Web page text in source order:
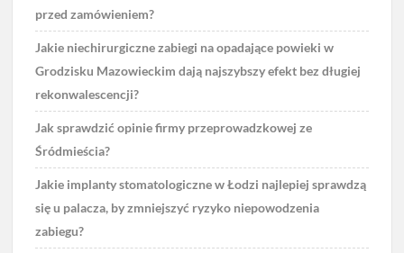
przed zamówieniem?
Jakie niechirurgiczne zabiegi na opadające powieki w
Grodzisku Mazowieckim dają najszybszy efekt bez długiej
rekonwalescencji?
Jak sprawdzić opinie firmy przeprowadzkowej ze
Śródmieścia?
Jakie implanty stomatologiczne w Łodzi najlepiej sprawdzą
się u palacza, by zmniejszyć ryzyko niepowodzenia
zabiegu?